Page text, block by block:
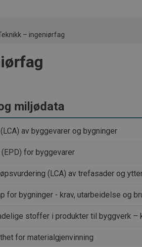
– ingeniørfag
miljødata
av byggevarer og bygninger
for byggevarer
(LCA) av trefasader og
for bygninger - krav, utarbeidelse og
stoffer i produkter til byggverk –
for materialgjenvinning